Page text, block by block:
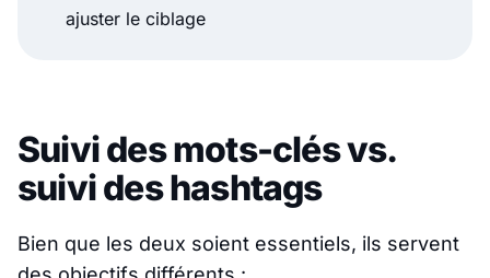
ajuster le ciblage
Suivi des mots-clés vs.
suivi des hashtags
Bien que les deux soient essentiels, ils servent